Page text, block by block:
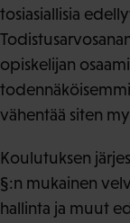
tosiasiallisia
opiskelijan
vähentää siten
Koulutuksen
§:n mukainen
hallinta ja muut